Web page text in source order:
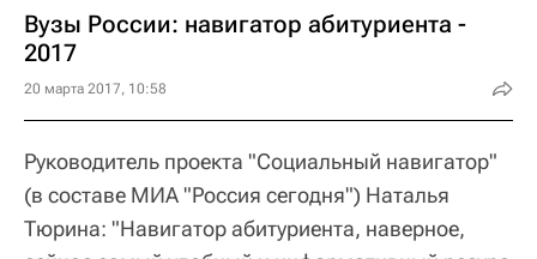
Вузы России: навигатор абитуриента -
2017
20 марта 2017, 10:58
Руководитель проекта "Социальный навигатор"
(в составе МИА "Россия сегодня") Наталья
Тюрина: "Навигатор абитуриента, наверное,